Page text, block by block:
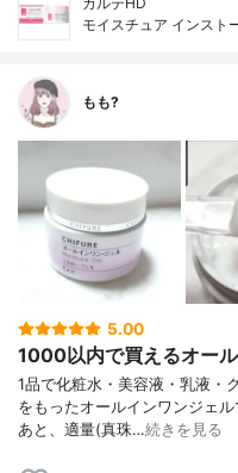
モイスチュア インスト
もも?
5.00
1000以内で買えるオー
1品で化粧水・美容液・乳液・
をもったオ ールインワンジェ
あと、適量(真珠…続きを見る